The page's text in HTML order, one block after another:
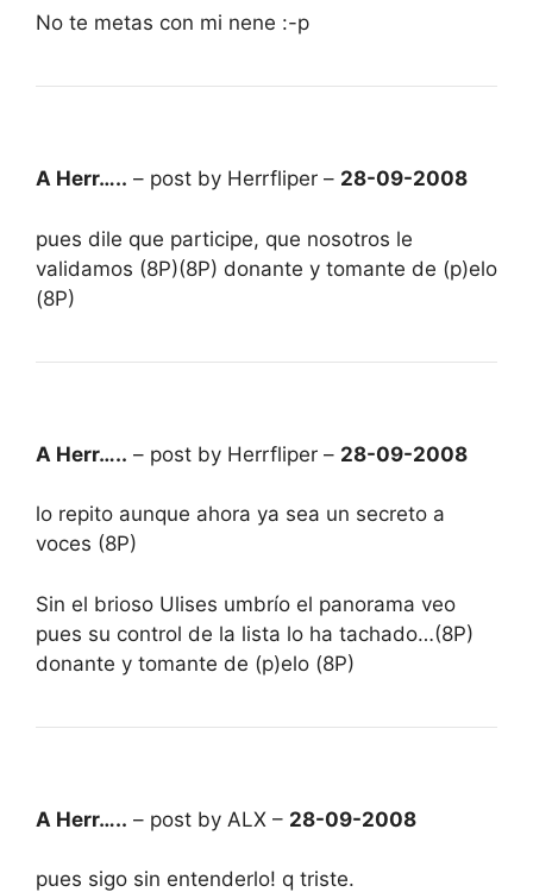
No te metas con mi nene :-p
A Herr….. – post by Herrfliper – 28-09-2008
pues dile que participe, que nosotros le
validamos (8P)(8P) donante y tomante de (p)elo
(8P)
A Herr….. – post by Herrfliper – 28-09-2008
lo repito aunque ahora ya sea un secreto a
voces (8P)
Sin el brioso Ulises umbrío el panorama veo
pues su control de la lista lo ha tachado…(8P)
donante y tomante de (p)elo (8P)
A Herr….. – post by ALX – 28-09-2008
pues sigo sin entenderlo! q triste.